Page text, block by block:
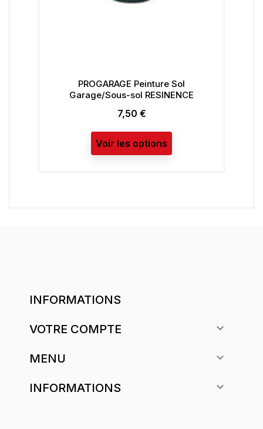
PROGARAGE Peinture Sol
Garage/Sous-sol RESINENCE
Prix
7,50 €
Voir les options
INFORMATIONS
VOTRE COMPTE 
MENU 
INFORMATIONS 